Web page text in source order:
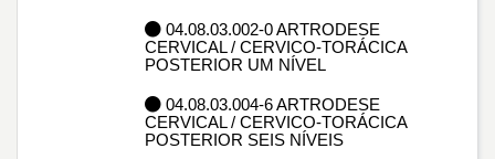
04.08.03.002-0 ARTRODESE
CERVICAL / CERVICO-TORÁCICA
POSTERIOR UM NÍVEL
04.08.03.004-6 ARTRODESE
CERVICAL / CERVICO-TORÁCICA
POSTERIOR SEIS NÍVEIS